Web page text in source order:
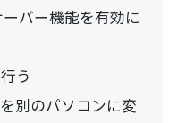
バー機能を有効に
う
別のパソコンに変